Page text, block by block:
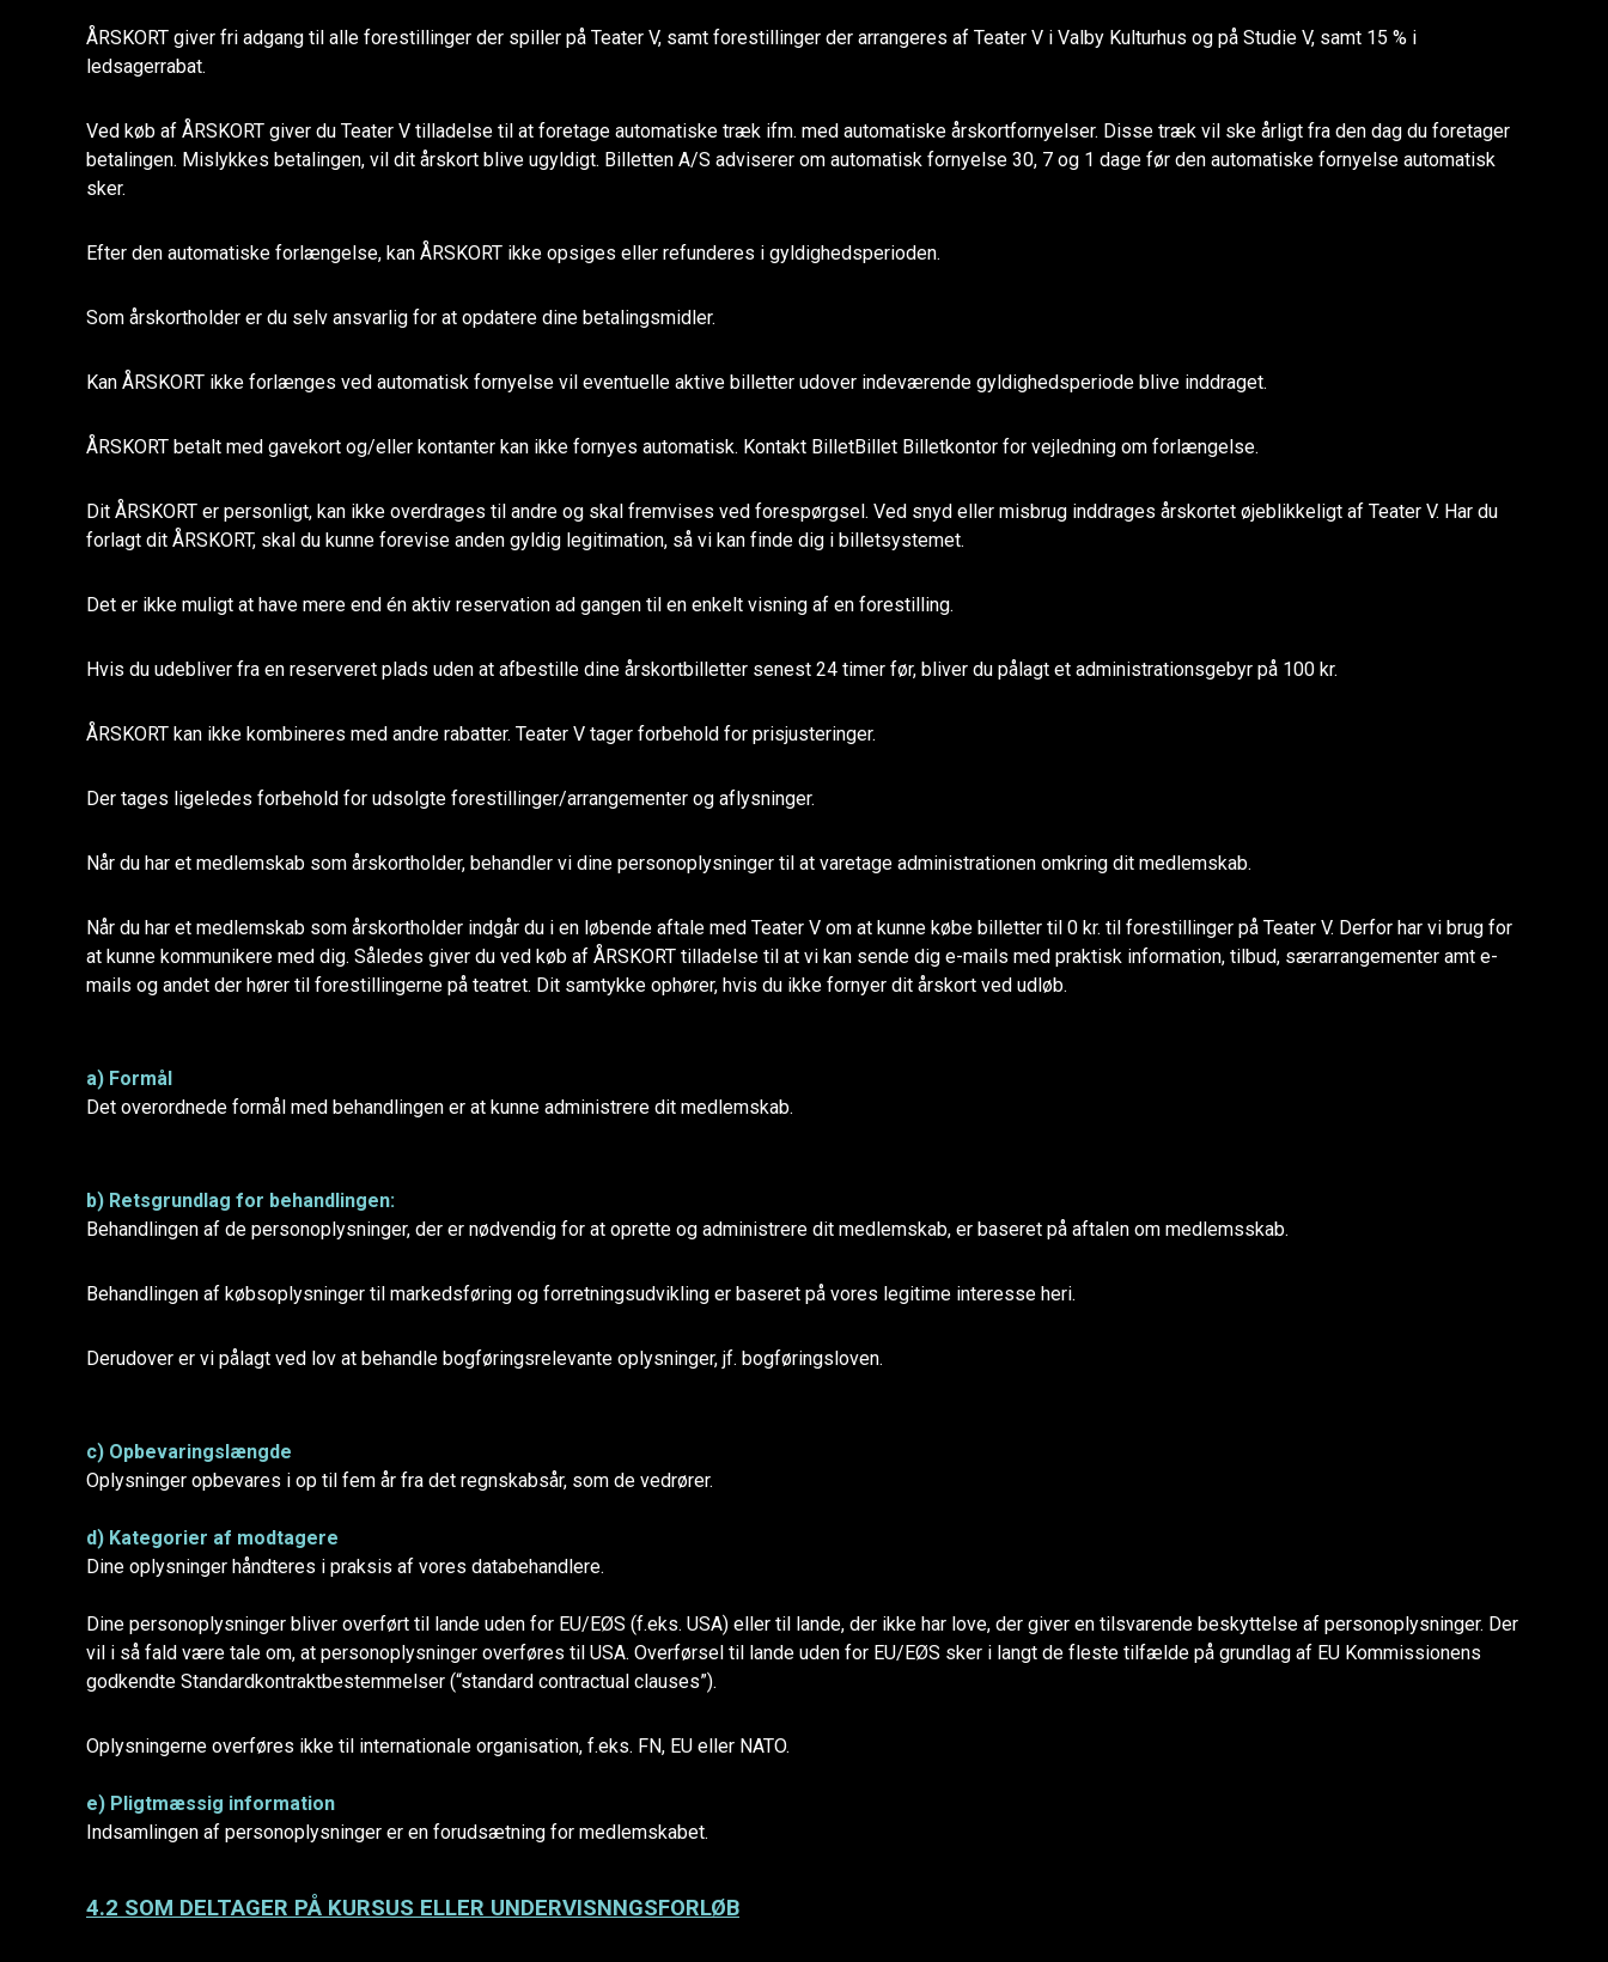
ÅRSKORT giver fri adgang til alle forestillinger der spiller på Teater V, samt forestillinger der arrangeres af Teater V i Valby Kulturhus og på Studie V, samt 15 % i
ledsagerrabat.
Ved køb af ÅRSKORT giver du Teater V tilladelse til at foretage automatiske træk ifm. med automatiske årskortfornyelser. Disse træk vil ske årligt fra den dag du foretager
betalingen. Mislykkes betalingen, vil dit årskort blive ugyldigt. Billetten A/S adviserer om automatisk fornyelse 30, 7 og 1 dage før den automatiske fornyelse automatisk
sker.
Efter den automatiske forlængelse, kan ÅRSKORT ikke opsiges eller refunderes i gyldighedsperioden.
Som årskortholder er du selv ansvarlig for at opdatere dine betalingsmidler.
Kan ÅRSKORT ikke forlænges ved automatisk fornyelse vil eventuelle aktive billetter udover indeværende gyldighedsperiode blive inddraget.
ÅRSKORT betalt med gavekort og/eller kontanter kan ikke fornyes automatisk. Kontakt BilletBillet Billetkontor for vejledning om forlængelse.
Dit ÅRSKORT er personligt, kan ikke overdrages til andre og skal fremvises ved forespørgsel. Ved snyd eller misbrug inddrages årskortet øjeblikkeligt af Teater V. Har du
forlagt dit ÅRSKORT, skal du kunne forevise anden gyldig legitimation, så vi kan finde dig i billetsystemet.
Det er ikke muligt at have mere end én aktiv reservation ad gangen til en enkelt visning af en forestilling.
Hvis du udebliver fra en reserveret plads uden at afbestille dine årskortbilletter senest 24 timer før, bliver du pålagt et administrationsgebyr på 100 kr.
ÅRSKORT kan ikke kombineres med andre rabatter. Teater V tager forbehold for prisjusteringer.
Der tages ligeledes forbehold for udsolgte forestillinger/arrangementer og aflysninger.
Når du har et medlemskab som årskortholder, behandler vi dine personoplysninger til at varetage administrationen omkring dit medlemskab.
Når du har et medlemskab som årskortholder indgår du i en løbende aftale med Teater V om at kunne købe billetter til 0 kr. til forestillinger på Teater V. Derfor har vi brug for
at kunne kommunikere med dig. Således giver du ved køb af ÅRSKORT tilladelse til at vi kan sende dig e-mails med praktisk information, tilbud, særarrangementer amt e-
mails og andet der hører til forestillingerne på teatret. Dit samtykke ophører, hvis du ikke fornyer dit årskort ved udløb.
a) Formål
Det overordnede formål med behandlingen er at kunne administrere dit medlemskab.
b) Retsgrundlag for behandlingen:
Behandlingen af de personoplysninger, der er nødvendig for at oprette og administrere dit medlemskab, er baseret på aftalen om medlemsskab.
Behandlingen af købsoplysninger til markedsføring og forretningsudvikling er baseret på vores legitime interesse heri.
Derudover er vi pålagt ved lov at behandle bogføringsrelevante oplysninger, jf. bogføringsloven.
c) Opbevaringslængde
Oplysninger opbevares i op til fem år fra det regnskabsår, som de vedrører.
d) Kategorier af modtagere
Dine oplysninger håndteres i praksis af vores databehandlere.
Dine personoplysninger bliver overført til lande uden for EU/EØS (f.eks. USA) eller til lande, der ikke har love, der giver en tilsvarende beskyttelse af personoplysninger. Der
vil i så fald være tale om, at personoplysninger overføres til USA. Overførsel til lande uden for EU/EØS sker i langt de fleste tilfælde på grundlag af EU Kommissionens
godkendte Standardkontraktbestemmelser (“standard contractual clauses”).
Oplysningerne overføres ikke til internationale organisation, f.eks. FN, EU eller NATO.
e) Pligtmæssig information
Indsamlingen af personoplysninger er en forudsætning for medlemskabet.
4.2 SOM DELTAGER PÅ KURSUS ELLER UNDERVISNNGSFORLØB